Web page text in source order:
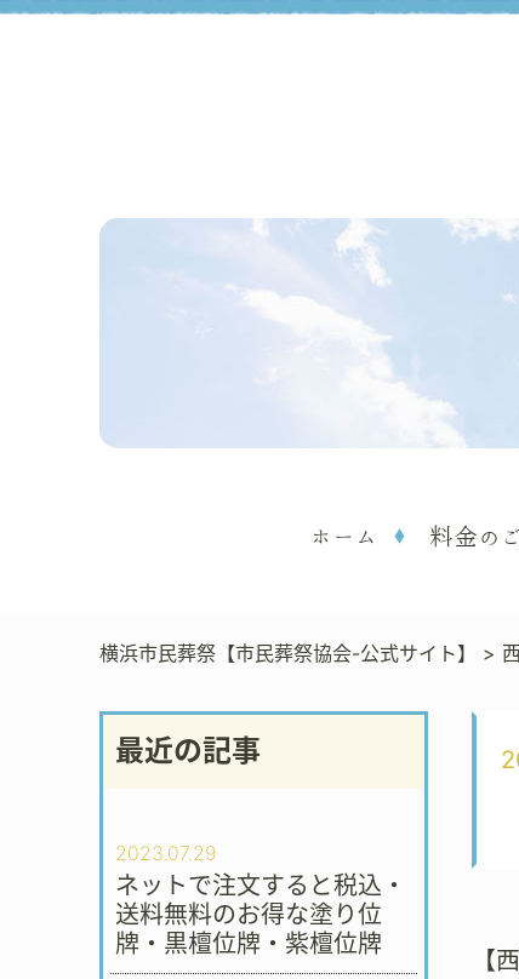
ホーム 料金の
横浜市民葬祭【市民葬祭協会-公式サイト】 >
最近の記事
2023.07.29
ネットで注文すると税込・
送料無料のお得な塗り位
牌・黒檀位牌・紫檀位牌
【